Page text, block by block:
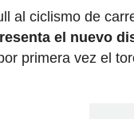
al ciclismo de
el nuevo
primera vez el